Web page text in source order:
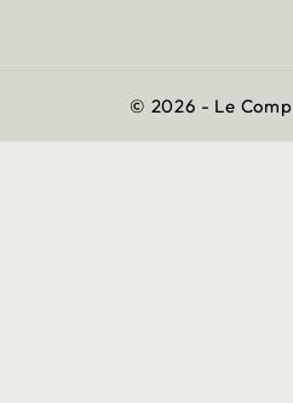
© 2026 - Le